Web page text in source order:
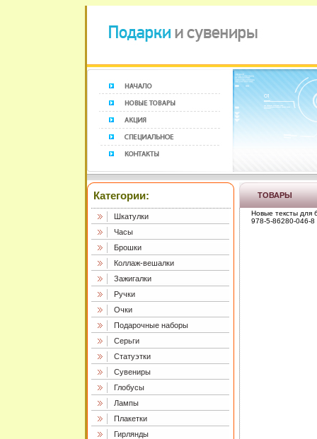
Категории:
Шкатулки
Часы
Брошки
Коллаж-вешалки
Зажигалки
Ручки
Очки
Подарочные наборы
Серьги
Статуэтки
Сувениры
Глобусы
Лампы
Плакетки
Гирлянды
ТОВАРЫ
Новые тексты для
978-5-86280-046-